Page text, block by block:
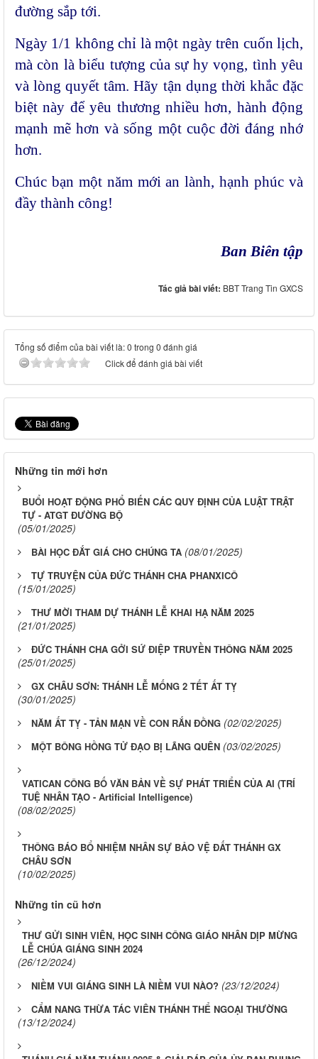
đường sắp tới.
Ngày 1/1 không chỉ là một ngày trên cuốn lịch,
mà còn là biểu tượng của sự hy vọng, tình yêu
và lòng quyết tâm. Hãy tận dụng thời khắc đặc
biệt này để yêu thương nhiều hơn, hành động
mạnh mẽ hơn và sống một cuộc đời đáng nhớ
hơn.
Chúc bạn một năm mới an lành, hạnh phúc và
đầy thành công!
Ban Biên tập
Tác giả bài viết: BBT Trang Tin GXCS
Tổng số điểm của bài viết là: 0 trong 0 đánh giá
Click để đánh giá bài viết
Những tin mới hơn
BUỔI HOẠT ĐỘNG PHỔ BIẾN CÁC QUY ĐỊNH CỦA LUẬT TRẬT
TỰ - ATGT ĐƯỜNG BỘ
(05/01/2025)
BÀI HỌC ĐẮT GIÁ CHO CHÚNG TA (08/01/2025)
TỰ TRUYỆN CỦA ĐỨC THÁNH CHA PHANXICÔ
(15/01/2025)
THƯ MỜI THAM DỰ THÁNH LỄ KHAI HẠ NĂM 2025
(21/01/2025)
ĐỨC THÁNH CHA GỞI SỨ ĐIỆP TRUYỀN THÔNG NĂM 2025
(25/01/2025)
GX CHÂU SƠN: THÁNH LỄ MỐNG 2 TẾT ẤT TỴ
(30/01/2025)
NĂM ẤT TỴ - TẢN MẠN VỀ CON RẮN ĐỒNG (02/02/2025)
MỘT BÔNG HỒNG TỬ ĐẠO BỊ LÃNG QUÊN (03/02/2025)
VATICAN CÔNG BỐ VĂN BẢN VỀ SỰ PHÁT TRIỂN CỦA AI (TRÍ
TUỆ NHÂN TẠO - Artificial Intelligence)
(08/02/2025)
THÔNG BÁO BỔ NHIỆM NHÂN SỰ BẢO VỆ ĐẤT THÁNH GX
CHÂU SƠN
(10/02/2025)
Những tin cũ hơn
THƯ GỬI SINH VIÊN, HỌC SINH CÔNG GIÁO NHÂN DỊP MỪNG
LỄ CHÚA GIÁNG SINH 2024
(26/12/2024)
NIỀM VUI GIÁNG SINH LÀ NIỀM VUI NÀO? (23/12/2024)
CẨM NANG THỪA TÁC VIÊN THÁNH THỂ NGOẠI THƯỜNG
(13/12/2024)